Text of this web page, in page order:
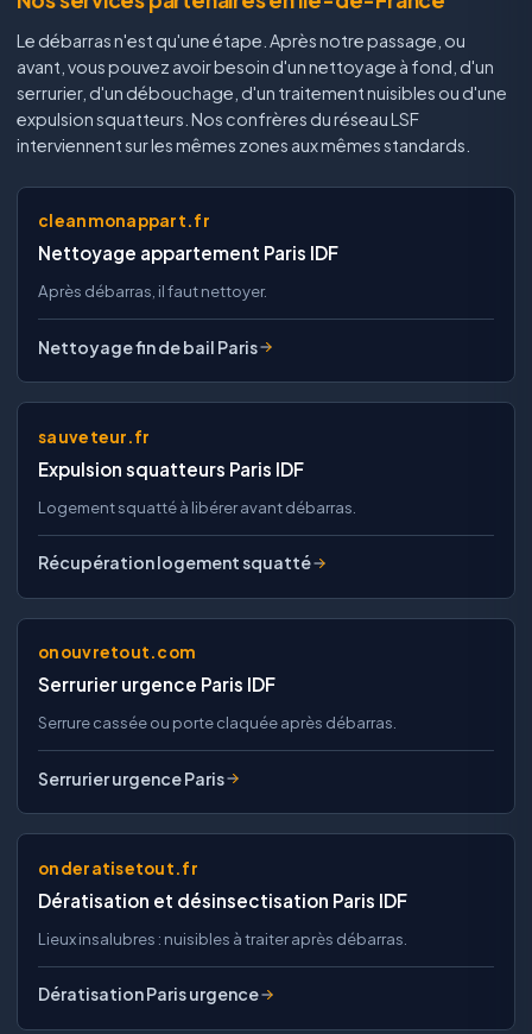
Le débarras n'est qu'une étape. Après notre passage, ou
avant, vous pouvez avoir besoin d'un nettoyage à fond, d'un
serrurier, d'un débouchage, d'un traitement nuisibles ou d'une
expulsion squatteurs. Nos confrères du réseau LSF
interviennent sur les mêmes zones aux mêmes standards.
cleanmonappart.fr
Nettoyage appartement Paris IDF
Après débarras, il faut nettoyer.
Nettoyage fin de bail Paris
sauveteur.fr
Expulsion squatteurs Paris IDF
Logement squatté à libérer avant débarras.
Récupération logement squatté
onouvretout.com
Serrurier urgence Paris IDF
Serrure cassée ou porte claquée après débarras.
Serrurier urgence Paris
onderatisetout.fr
Dératisation et désinsectisation Paris IDF
Lieux insalubres : nuisibles à traiter après débarras.
Dératisation Paris urgence